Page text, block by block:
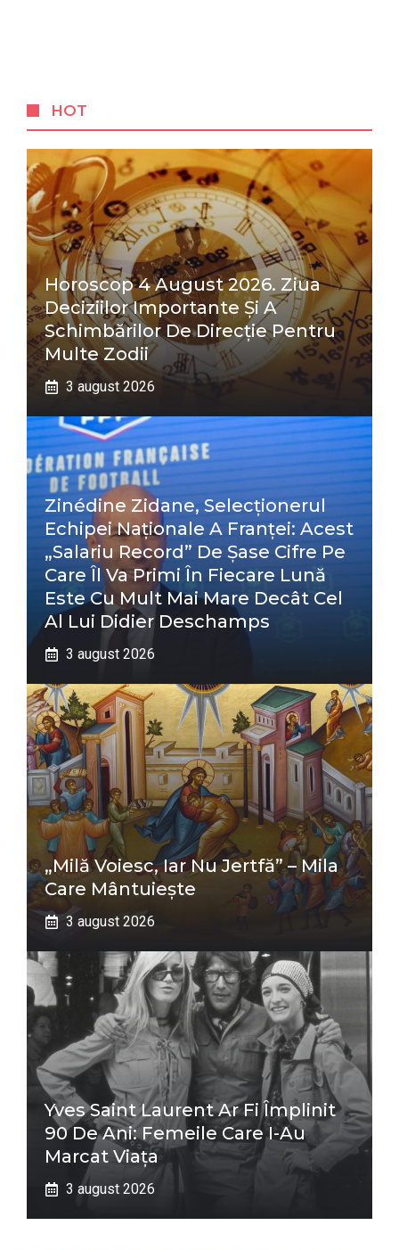
HOT
Horoscop 4 August 2026. Ziua
Deciziilor Importante Și A
Schimbărilor De Direcție Pentru
Multe Zodii
3 august 2026
Zinédine Zidane, Selecționerul
Echipei Naționale A Franței: Acest
„salariu Record” De Șase Cifre Pe
Care Îl Va Primi În Fiecare Lună
Este Cu Mult Mai Mare Decât Cel
Al Lui Didier Deschamps
3 august 2026
„Milă Voiesc, Iar Nu Jertfă” – Mila
Care Mântuiește
3 august 2026
Yves Saint Laurent Ar Fi Împlinit
90 De Ani: Femeile Care I-Au
Marcat Viața
3 august 2026